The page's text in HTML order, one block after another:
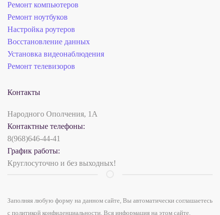
Ремонт компьютеров
Ремонт ноутбуков
Настройка роутеров
Восстановление данных
Установка видеонаблюдения
Ремонт телевизоров
Контакты
Народного Ополчения, 1А
Контактные телефоны:
8(968)646-44-41
График работы:
Круглосуточно и без выходных!
Заполняя любую форму на данном сайте, Вы автоматически соглашаетесь
с политикой конфиденциальности. Вся информация на этом сайте,